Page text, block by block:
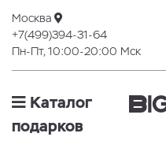
Москва
+7(499)394-31-64
Пн-Пт, 10:00-20:00 Мск
Каталог
подарков